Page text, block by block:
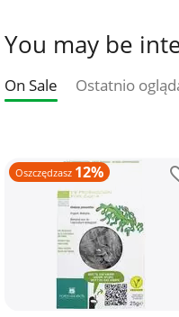
You may be
On Sale Ostatnio
Oszczędzasz 12%